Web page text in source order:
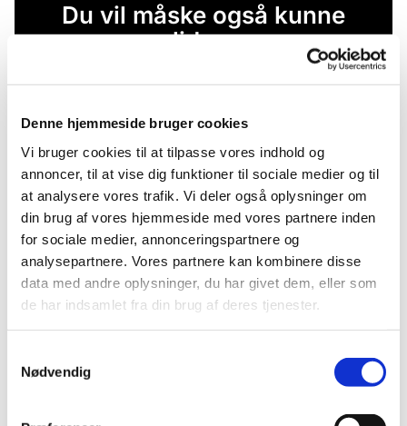
Denne hjemmeside bruger cookies
Vi bruger cookies til at tilpasse vores indhold og
annoncer, til at vise dig funktioner til sociale medier og til
at analysere vores trafik. Vi deler også oplysninger om
din brug af vores hjemmeside med vores partnere inden
for sociale medier, annonceringspartnere og
analysepartnere. Vores partnere kan kombinere disse
data med andre oplysninger, du har givet dem, eller som
de har indsamlet fra din brug af deres tjenester.
Nødvendig
Du vil måske også kunne
lide...